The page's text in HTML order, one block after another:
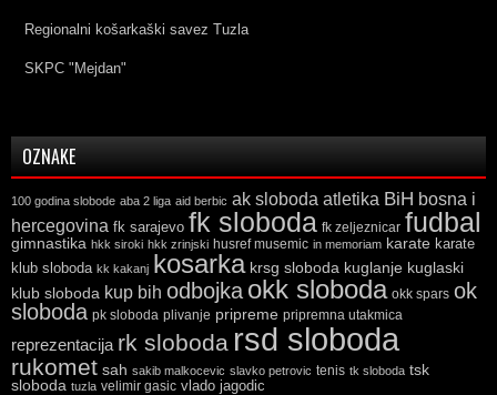
Regionalni košarkaški savez Tuzla
SKPC "Mejdan"
OZNAKE
100 godina slobode aba 2 liga aid berbic ak sloboda atletika BiH bosna i
hercegovina fk sarajevo fk sloboda fk zeljeznicar fudbal
gimnastika hkk siroki hkk zrinjski husref musemic in memoriam karate karate
klub sloboda kk kakanj kosarka krsg sloboda kuglanje kuglaski
klub sloboda kup bih odbojka okk sloboda okk spars ok
sloboda pk sloboda plivanje pripreme pripremna utakmica
reprezentacija rk sloboda rsd sloboda
rukomet sah sakib malkocevic slavko petrovic tenis tk sloboda tsk
sloboda tuzla velimir gasic vlado jagodic